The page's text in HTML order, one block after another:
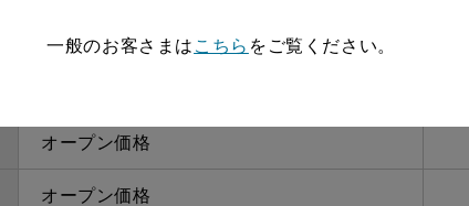
オープン価格
オープン価格
オープン価格
一般のお客さまは こちら をご覧ください。